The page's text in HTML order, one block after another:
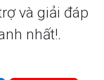
và giải đáp
nhất!.